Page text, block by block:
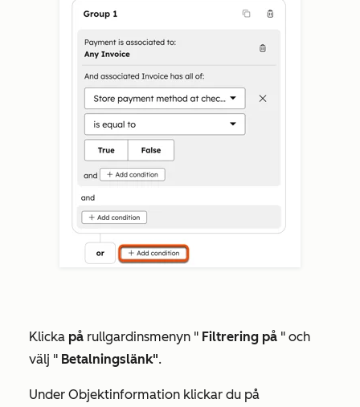
Klicka på rullgardinsmenyn " Filtrering på " och
välj " Betalningslänk".
Under Objektinformation klickar du på